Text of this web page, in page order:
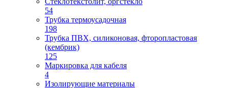
54
Трубка термоусадочная
198
Трубка ПВХ, силиконовая, фторопластовая
(кембрик)
125
Маркировка для кабеля
4
Изолирующие материалы